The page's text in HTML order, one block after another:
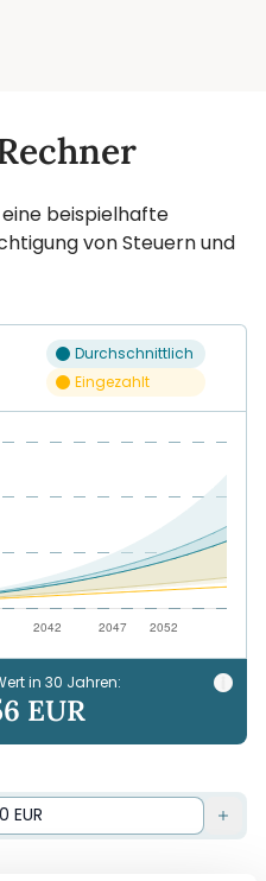
beispielhafte
von Steuern und
Durchschnittlich
Eingezahlt
in 30 Jahren:
EUR